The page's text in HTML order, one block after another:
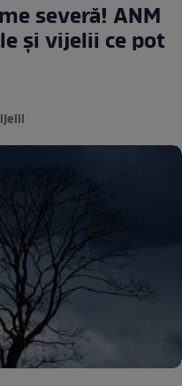
severă! ANM
și vijelii ce pot